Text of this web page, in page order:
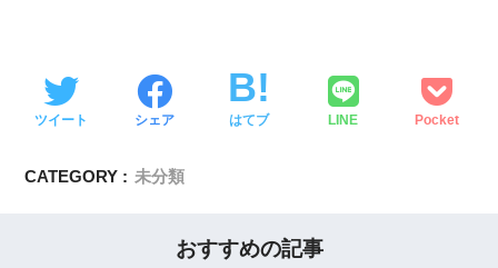
ツイート シェア はてブ LINE Pocket
CATEGORY : 未分類
おすすめの記事